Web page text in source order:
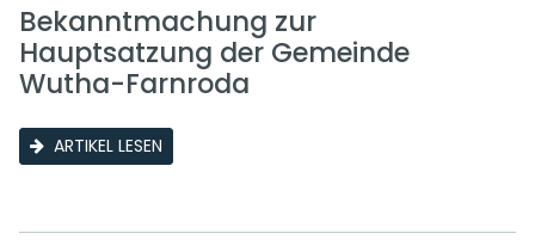
Bekanntmachung zur
Hauptsatzung der Gemeinde
Wutha-Farnroda
ARTIKEL LESEN